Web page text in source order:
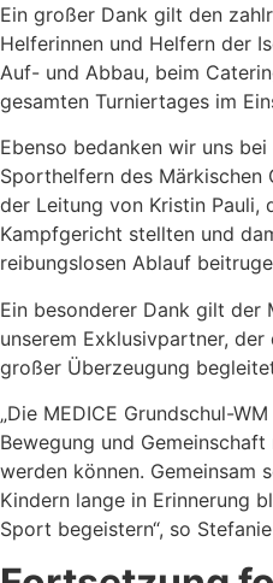
Ein großer Dank gilt den
Helferinnen und Helfern der
Auf- und Abbau, beim
gesamten Turniertages im
Ebenso bedanken wir uns
Sporthelfern des Märkischen
der Leitung von Kristin Pauli,
Kampfgericht stellten und
reibungslosen Ablauf
Ein besonderer Dank gilt der
unserem Exklusivpartner,
großer Überzeugung
„Die MEDICE Grundschul-
Bewegung und
werden können. Gemeinsam
Kindern lange in Erinnerung
Sport begeistern“, so